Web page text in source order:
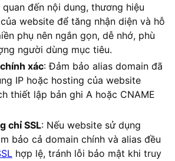
đến nội dung, thương hiệu
website để tăng nhận diện và hỗ
phụ nên ngắn gọn, dễ nhớ, phù
người dùng mục tiêu.
xác: Đảm bảo alias domain đã
IP hoặc hosting của website
thiết lập bản ghi A hoặc CNAME
chỉ SSL: Nếu website sử dụng
bảo cả domain chính và alias đều
hợp lệ, tránh lỗi bảo mật khi truy